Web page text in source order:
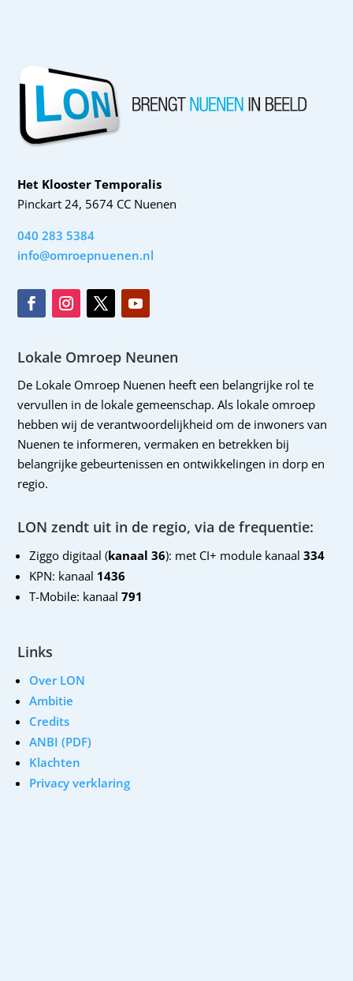
Het Klooster Temporalis
Pinckart 24, 5674 CC Nuenen
040 283 5384
info@omroepnuenen.nl
Lokale Omroep Neunen
De Lokale Omroep Nuenen heeft een belangrijke rol te
vervullen in de lokale gemeenschap. Als lokale omroep
hebben wij de verantwoordelijkheid om de inwoners van
Nuenen te informeren, vermaken en betrekken bij
belangrijke gebeurtenissen en ontwikkelingen in dorp en
regio.
LON zendt uit in de regio, via de frequentie:
Ziggo digitaal (kanaal 36): met CI+ module kanaal 334
KPN: kanaal 1436
T-Mobile: kanaal791
Links
Over LON
Ambitie
Credits
ANBI (PDF)
Klachten
Privacy verklaring